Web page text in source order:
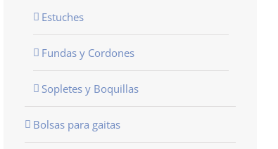
Estuches
Fundas y Cordones
Sopletes y Boquillas
Bolsas para gaitas